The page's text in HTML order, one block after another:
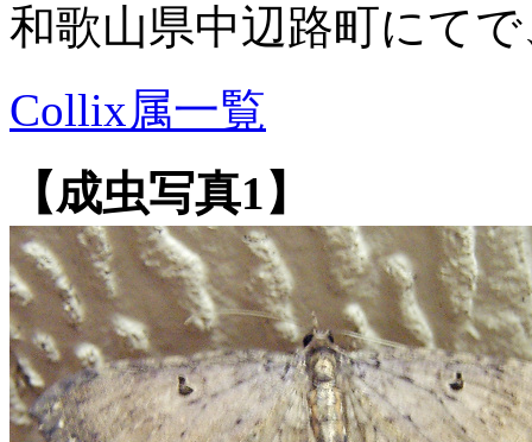
和歌山県中辺路町にて
Collix属一覧
【成虫写真1】